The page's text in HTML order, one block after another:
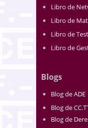
Libro de
Libro de
Libro de
Libro de
Blogs
Blog de ADE
Blog de
Blog de